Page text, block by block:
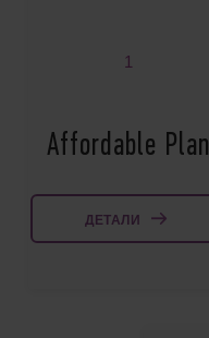
1
Affordable Plan
ДЕТАЛИ